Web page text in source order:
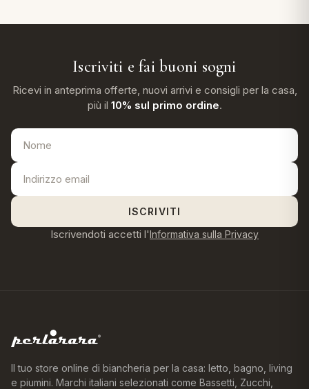
Iscriviti e fai buoni sogni
Ricevi in anteprima offerte, nuovi arrivi e consigli per la casa,
più il 10% sul primo ordine.
ISCRIVITI
Iscrivendoti accetti l'Informativa sulla Privacy
Il tuo store online di biancheria per la casa: letto, bagno, living
e piumini. Marchi italiani selezionati come Bassetti, Zucchi,